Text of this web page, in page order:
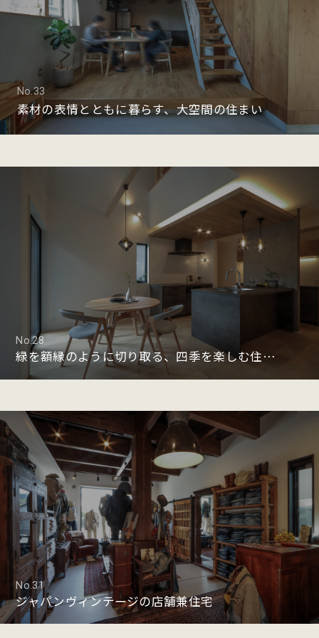
No.33
素材の表情とともに暮らす、大空間の住まい
No.28
緑を額縁のように切り取る、四季を楽しむ住まい
No.31
ジャパンヴィンテージの店舗兼住宅